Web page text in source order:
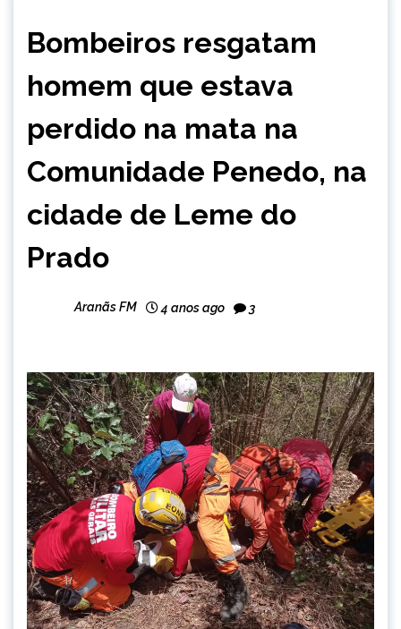
NOTÍCIAS
Bombeiros resgatam
homem que estava
perdido na mata na
Comunidade Penedo, na
cidade de Leme do
Prado
Aranãs FM 4 anos ago 3